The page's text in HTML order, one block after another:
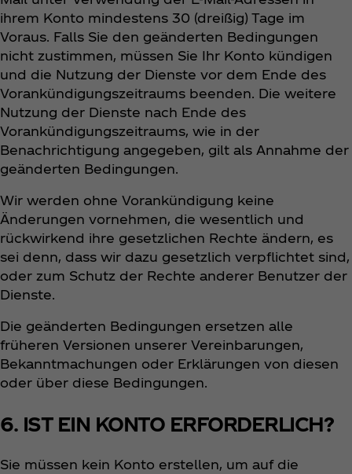
ihrem Konto mindestens 30 (dreißig) Tage im
Voraus. Falls Sie den geänderten Bedingungen
nicht zustimmen, müssen Sie Ihr Konto kündigen
und die Nutzung der Dienste vor dem Ende des
Vorankündigungszeitraums beenden. Die weitere
Nutzung der Dienste nach Ende des
Vorankündigungszeitraums, wie in der
Benachrichtigung angegeben, gilt als Annahme der
geänderten Bedingungen.
Wir werden ohne Vorankündigung keine
Änderungen vornehmen, die wesentlich und
rückwirkend ihre gesetzlichen Rechte ändern, es
sei denn, dass wir dazu gesetzlich verpflichtet sind,
oder zum Schutz der Rechte anderer Benutzer der
Dienste.
Die geänderten Bedingungen ersetzen alle
früheren Versionen unserer Vereinbarungen,
Bekanntmachungen oder Erklärungen von diesen
oder über diese Bedingungen.
6. IST EIN KONTO ERFORDERLICH?
Sie müssen kein Konto erstellen, um auf die